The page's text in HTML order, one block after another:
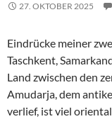
27. OKTOBER 2025
Eindrücke meiner
Taschkent,
Land zwischen den
Amudarja, dem
verlief, ist viel